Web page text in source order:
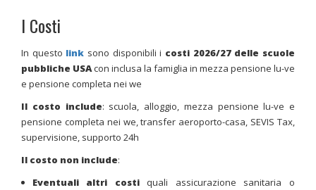
I Costi
In questo link sono disponibili i costi 2026/27delle scuole
pubbliche USAcon inclusa la famiglia in mezza pensione lu-ve
e pensione completa nei we
Il costo include: scuola, alloggio, mezza pensione lu-ve e
pensione completa nei we, transfer aeroporto-casa, SEVIS Tax,
supervisione, supporto 24h
Il costo non include:
Eventuali altri costiquali assicurazione sanitaria o